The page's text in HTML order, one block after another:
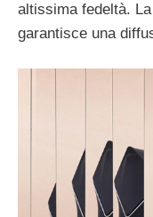
altissima fedeltà.
garantisce una